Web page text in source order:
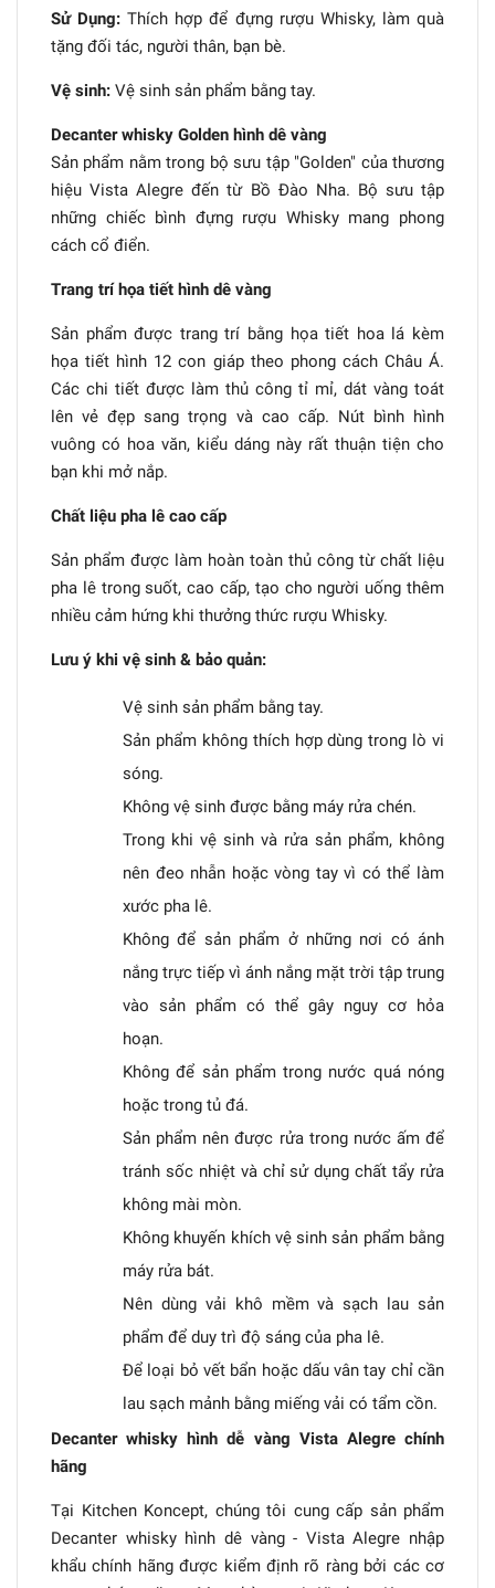
Sử Dụng:Thích hợp để đựng rượu Whisky, làm quà
tặng đối tác, người thân, bạn bè.
Vệ sinh: Vệ sinh sản phẩm bằng tay.
Decanter whisky Golden hình dê vàng
Sản phẩm nằm trong bộ sưu tập "Golden" của thương
hiệu Vista Alegre đến từ Bồ Đào Nha. Bộ sưu tập
những chiếc bình đựng rượu Whisky mang phong
cách cổ điển.
Trang trí họa tiết hình dê vàng
Sản phẩm được trang trí bằng họa tiết hoa lá kèm
họa tiết hình 12 con giáp theo phong cách Châu Á.
Các chi tiết được làm thủ công tỉ mỉ, dát vàng toát
lên vẻ đẹp sang trọng và cao cấp. Nút bình hình
vuông có hoa văn, kiểu dáng này rất thuận tiện cho
bạn khi mở nắp.
Chất liệu pha lê cao cấp
Sản phẩm được làm hoàn toàn thủ công từ chất liệu
pha lê trong suốt, cao cấp, tạo cho người uống thêm
nhiều cảm hứng khi thưởng thức rượu Whisky.
Lưu ý khi vệ sinh & bảo quản:
Vệ sinh sản phẩm bằng tay.
Sản phẩm không thích hợp dùng trong lò vi
sóng.
Không vệ sinh được bằng máy rửa chén.
Trong khi vệ sinh và rửa sản phẩm, không
nên đeo nhẫn hoặc vòng tay vì có thể làm
xước pha lê.
Không để sản phẩm ở những nơi có ánh
nắng trực tiếp vì ánh nắng mặt trời tập trung
vào sản phẩm có thể gây nguy cơ hỏa
hoạn.
Không để sản phẩm trong nước quá nóng
hoặc trong tủ đá.
Sản phẩm nên được rửa trong nước ấm để
tránh sốc nhiệt và chỉ sử dụng chất tẩy rửa
không mài mòn.
Không khuyến khích vệ sinh sản phẩm bằng
máy rửa bát.
Nên dùng vải khô mềm và sạch lau sản
phẩm để duy trì độ sáng của pha lê.
Để loại bỏ vết bẩn hoặc dấu vân tay chỉ cần
lau sạch mảnh bằng miếng vải có tẩm cồn.
Decanter whisky hình dễ vàng Vista Alegre chính
hãng
Tại Kitchen Koncept, chúng tôi cung cấp sản phẩm
Decanter whisky hình dê vàng - Vista Alegre nhập
khẩu chính hãng được kiểm định rõ ràng bởi các cơ